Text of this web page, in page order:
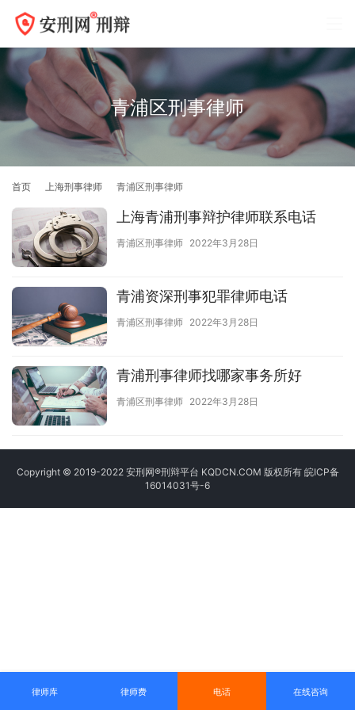
青浦区刑事律师
首页 上海刑事律师 青浦区刑事律师
上海青浦刑事辩护律师联系电话
青浦区刑事律师 2022年3月28日
青浦资深刑事犯罪律师电话
青浦区刑事律师 2022年3月28日
青浦刑事律师找哪家事务所好
青浦区刑事律师 2022年3月28日
Copyright © 2019-2022 安刑网®刑辩平台 KQDCN.COM 版权所有 皖ICP备
16014031号-6
律师库 律师费 电话 在线咨询